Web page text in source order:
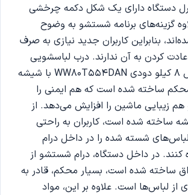
دستگاه دارای یک شکل دکمه چرخشی
گزینه‌های برنامه شستشو به وضوح
بنابراین کاربران جدید نیازی به صرف
عادت کردن به آن ندارند. درب لباسشویی
سامسونگ ادواش 8 کیلو دودی WW80T554DAN با شیشه
ساخته شده است که هم ایمنی را
زیبایی ماشین را افزایش می‌دهد. از
ساخته شده است، کاربران به راحتی
لباس‌های شسته شده را در داخل درام
در داخل دستگاه، درام شستشو از
ساخته شده است، بسیار محکم، قادر به
لباس‌ها است. علاوه بر این، مواد